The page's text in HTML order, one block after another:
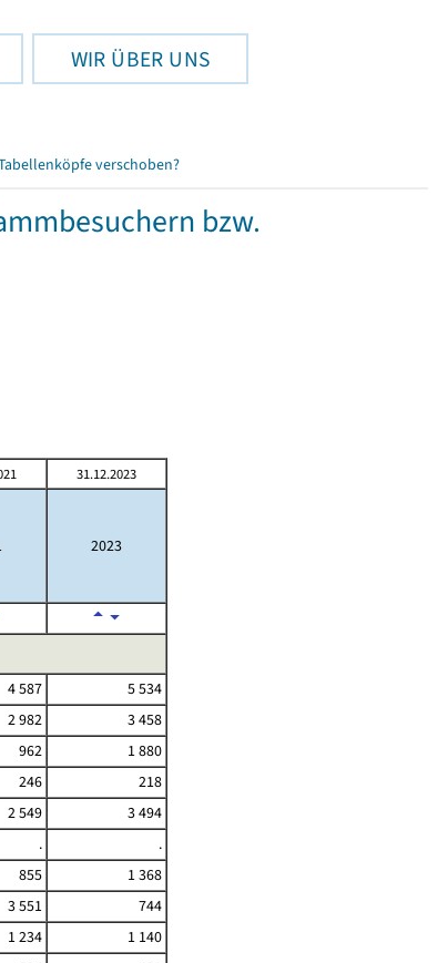
WIR ÜBER UNS
verschoben?
bzw.
31.12.2023
2023
4 587
5 534
2 982
3 458
962
1 880
246
218
2 549
3 494
.
.
855
1 368
3 551
744
1 234
1 140